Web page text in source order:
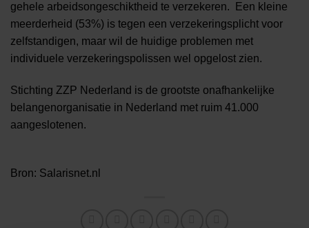
gehele arbeidsongeschiktheid te verzekeren. Een kleine
meerderheid (53%) is tegen een verzekeringsplicht voor
zelfstandigen, maar wil de huidige problemen met
individuele verzekeringspolissen wel opgelost zien.
Stichting ZZP Nederland is de grootste onafhankelijke
belangenorganisatie in Nederland met ruim 41.000
aangeslotenen.
Bron: Salarisnet.nl